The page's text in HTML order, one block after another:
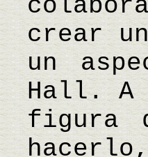
crear
un
Hall. A
figura